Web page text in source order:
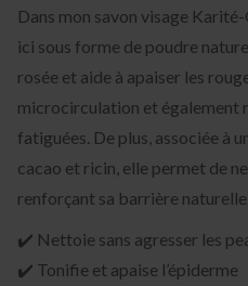
Dans mon savon visage
ici sous forme de poudre
rosée et aide à apaiser les
microcirculation et également
fatiguées. De plus, associée à
cacao et ricin, elle permet de
renforçant sa barrière naturelle.
✔️ Nettoie sans agresser les
✔️ Tonifie et apaise l’épiderme